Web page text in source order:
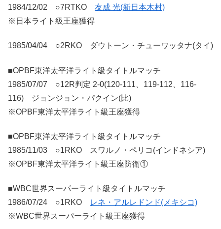
1984/12/02 ○7RTKO 友成 光(新日本木村)
※日本ライト級王座獲得
1985/04/04 ○2RKO ダウトーン・チューワッタナ(タイ)
■OPBF東洋太平洋ライト級タイトルマッチ
1985/07/07 ○12R判定 2-0(120-111、119-112、116-
116) ジョンジョン・パクイン(比)
※OPBF東洋太平洋ライト級王座獲得
■OPBF東洋太平洋ライト級タイトルマッチ
1985/11/03 ○1RKO スワルノ・ペリコ(インドネシア)
※OPBF東洋太平洋ライト級王座防衛①
■WBC世界スーパーライト級タイトルマッチ
1986/07/24 ○1RKO
レネ・アルレドンド(メキシコ)
※WBC世界スーパーライト級王座獲得